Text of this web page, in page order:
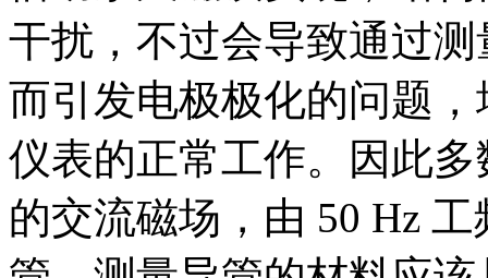
干扰，不过会导致通过
而引发电极极化的问题
仪表的正常工作。因此
的交流磁场，由 50 Hz